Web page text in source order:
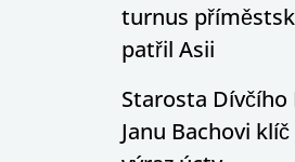
turnus
patřil Asii
Starosta Dívčího
Janu Bachovi